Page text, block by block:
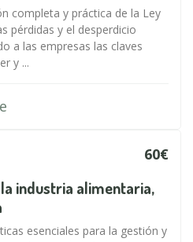
completa y práctica de la Ley
pérdidas y el desperdicio
a las empresas las claves
y ...
60€
industria alimentaria,
esenciales para la gestión y